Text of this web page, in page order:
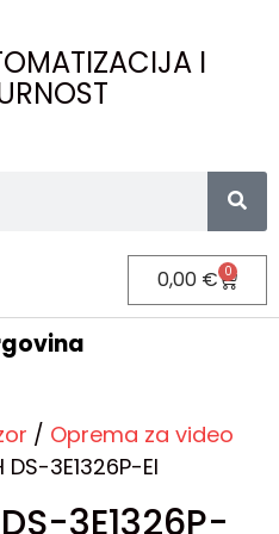
I
0,00 € 0
/ Oprema za video
3E1326P-EI
3E1326P-